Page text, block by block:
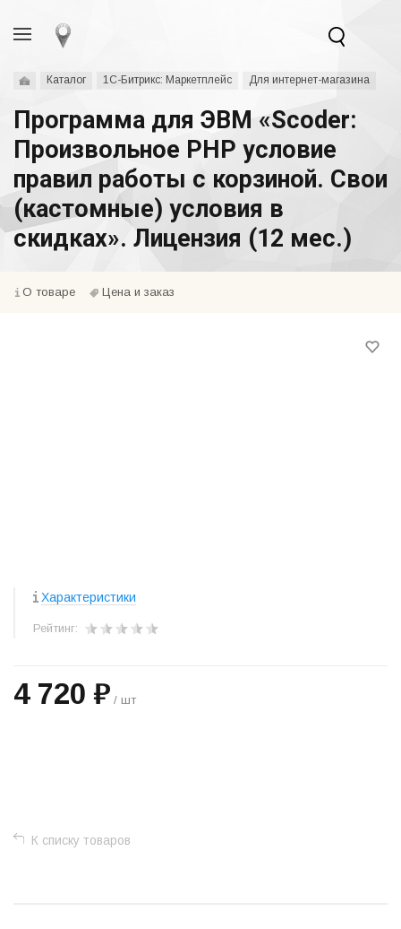
Каталог 1С-Битрикс: Маркетплейс Для интернет-магазина
Программа для ЭВМ «Scoder:
Произвольное PHP условие
правил работы с корзиной. Свои
(кастомные) условия в
скидках». Лицензия (12 мес.)
О товаре Цена и заказ
Характеристики
Рейтинг:
4 720 ₽ / шт
К списку товаров